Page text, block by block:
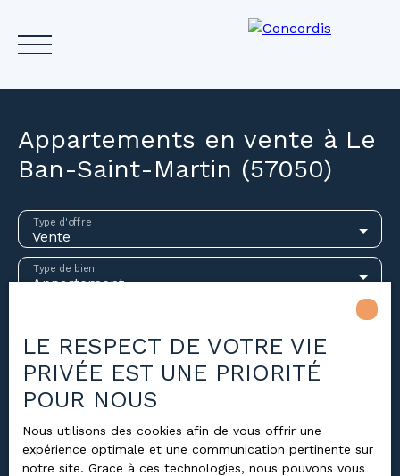
Estimez votre bien
Appartements en vente à Le
Ban-Saint-Martin (57050)
Vente
Type d'offre
Appartement
Type de bien
Budget max (€)
Rechercher
LE RESPECT DE VOTRE VIE
PRIVÉE EST UNE PRIORITÉ
POUR NOUS
Nous utilisons des cookies afin de vous offrir une
expérience optimale et une communication pertinente sur
notre site. Grace à ces technologies, nous pouvons vous